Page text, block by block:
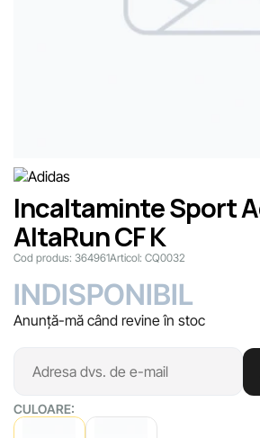
Incaltaminte Sport
AltaRun CF K
Cod produs: 364961Articol: CQ0032
INDISPONIBIL
Anunță-mă când revine în stoc
CULOARE: